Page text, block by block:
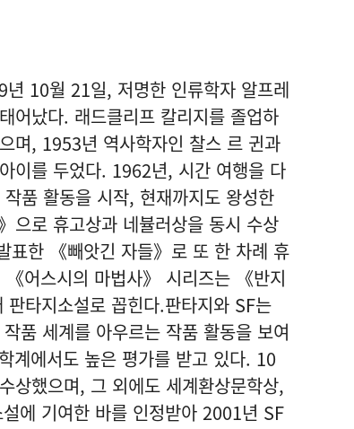
10월 21일, 저명한 인류학자 알프레
어났다. 래드클리프 칼리지를 졸업하
며, 1953년 역사학자인 찰스 르 귄과
이를 두었다. 1962년, 시간 여행을 다
품 활동을 시작, 현재까지도 왕성한
으로 휴고상과 네뷸러상을 동시 수상
표한 《빼앗긴 자들》로 또 한 차례 휴
어스시의 마법사》 시리즈는 《반지
타지소설로 꼽힌다.판타지와 SF는
품 세계를 아우르는 작품 활동을 보여
계에서도 높은 평가를 받고 있다. 10
상했으며, 그 외에도 세계환상문학상,
에 기여한 바를 인정받아 2001년 SF